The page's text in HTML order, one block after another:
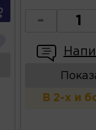
-
В 2-х и